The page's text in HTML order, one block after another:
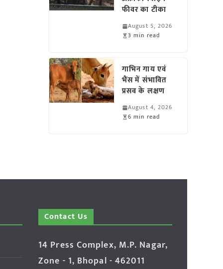
फीवर का टीका
August 5, 2026
3 min read
गाभिन गाय एवं
भैंस में संभावित
प्रसव के लक्षण
August 4, 2026
6 min read
Contact Us
14 Press Complex, M.P. Nagar,
Zone - 1, Bhopal - 462011